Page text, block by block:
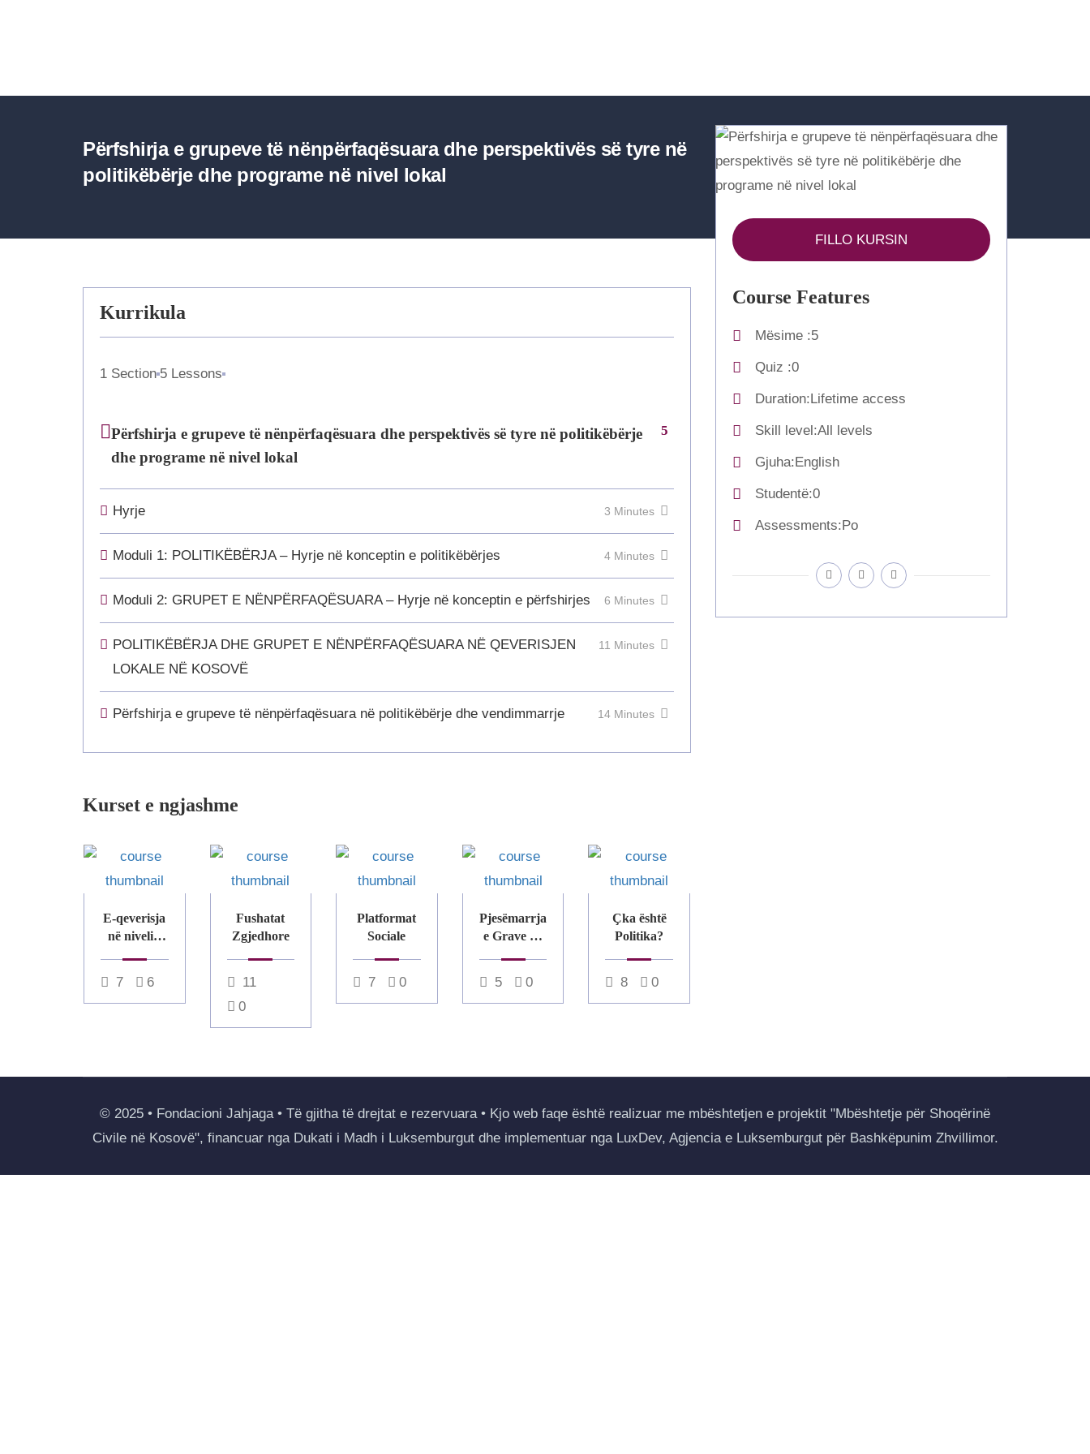
Përfshirja e grupeve të nënpërfaqësuara dhe perspektivës së tyre në
politikëbërje dhe programe në nivel lokal
Kurrikula
1 Section 5 Lessons
Përfshirja e grupeve të nënpërfaqësuara dhe perspektivës së tyre në politikëbërje
dhe programe në nivel lokal
5
Hyrje 3 Minutes
Moduli 1: POLITIKËBËRJA – Hyrje në konceptin e politikëbërjes 4 Minutes
Moduli 2: GRUPET E NËNPËRFAQËSUARA – Hyrje në konceptin e përfshirjes 6 Minutes
POLITIKËBËRJA DHE GRUPET E NËNPËRFAQËSUARA NË QEVERISJEN
LOKALE NË KOSOVË
11 Minutes
Përfshirja e grupeve të nënpërfaqësuara në politikëbërje dhe vendimmarrje 14 Minutes
Kurset e ngjashme
E-qeverisja
në nivelin
7 6
Fushatat
Zgjedhore
11
0
Platformat
Sociale
7 0
Pjesëmarrja
e Grave në
5 0
Çka është
Politika?
8 0
FILLO KURSIN
Course Features
Mësime 5
Quiz 0
Duration Lifetime access
Skill level All levels
Gjuha English
Studentë 0
Assessments Po
© 2025 • Fondacioni Jahjaga • Të gjitha të drejtat e rezervuara • Kjo web faqe është realizuar me mbështetjen e projektit "Mbështetje për Shoqërinë
Civile në Kosovë", financuar nga Dukati i Madh i Luksemburgut dhe implementuar nga LuxDev, Agjencia e Luksemburgut për Bashkëpunim Zhvillimor.